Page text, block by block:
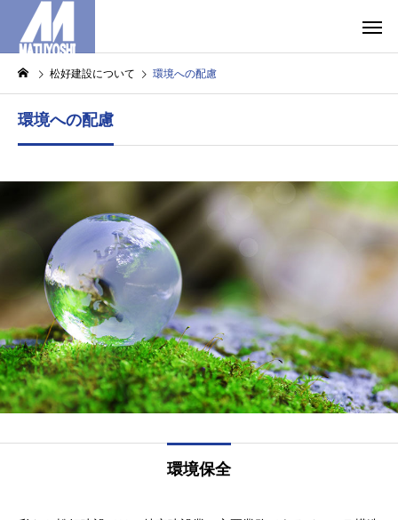
松好建設について 環境への配慮
環境への配慮
環境保全